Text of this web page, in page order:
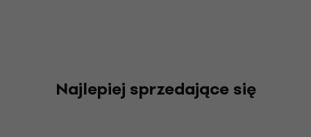
Najlepiej sprzedające się